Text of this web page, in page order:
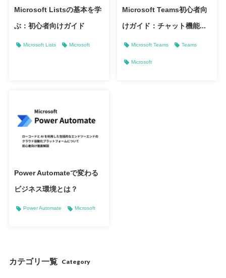
Microsoft Listsの基本を学
ぶ：初心者向けガイド
Microsoft Lists Microsoft
Microsoft Teams初心者向
けガイド：チャット機能...
Microsoft Teams Teams
Microsoft
Power Automateで変わる
ビジネス環境とは？
Power Automate Microsoft
カテゴリ一覧 Category